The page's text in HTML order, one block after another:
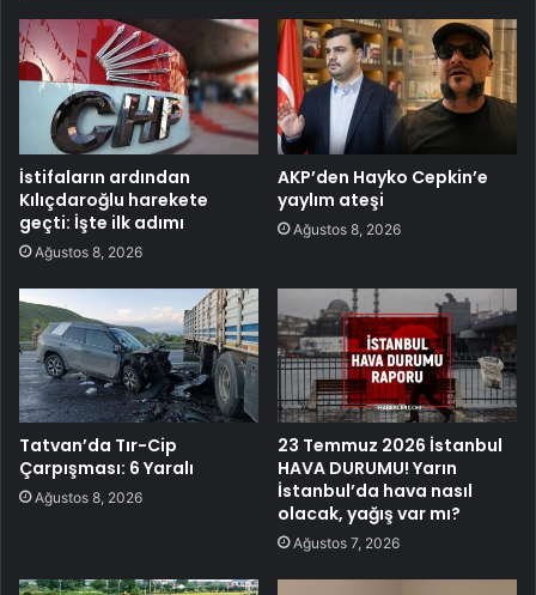
İstifaların ardından
Kılıçdaroğlu harekete
geçti: İşte ilk adımı
Ağustos 8, 2026
AKP’den Hayko Cepkin’e
yaylım ateşi
Ağustos 8, 2026
Tatvan’da Tır-Cip
Çarpışması: 6 Yaralı
Ağustos 8, 2026
23 Temmuz 2026 İstanbul
HAVA DURUMU! Yarın
İstanbul’da hava nasıl
olacak, yağış var mı?
Ağustos 7, 2026